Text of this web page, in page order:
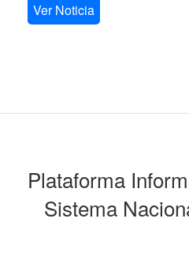
Ver Noticia
Plataforma
Sistema